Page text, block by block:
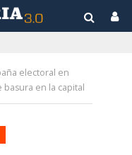
electoral en
en la capital